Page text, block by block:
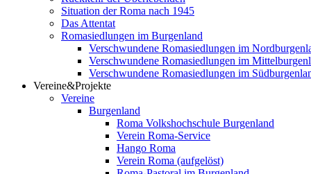
Situation der Roma nach 1945
Das Attentat
Romasiedlungen im Burgenland
Verschwundene Romasiedlungen im
Verschwundene Romasiedlungen im
Verschwundene Romasiedlungen im
Vereine&Projekte
Vereine
Burgenland
Roma Volkshochschule Burgenland
Verein Roma-Service
Hango Roma
Verein Roma (aufgelöst)